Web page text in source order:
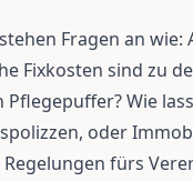
Fragen an
Fixkosten sind zu
Pflegepuffer? Wie
oder
Regelungen fürs